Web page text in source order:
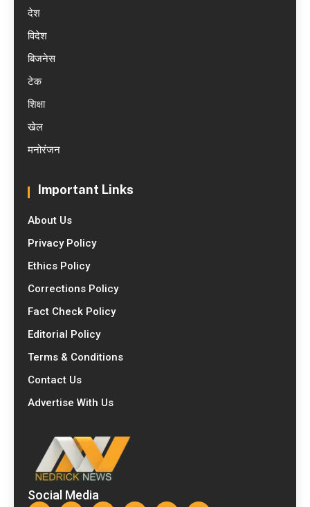
देश
विदेश
बिजनेस
टेक
शिक्षा
खेल
मनोरंजन
Important Links
About Us
Privacy Policy
Ethics Policy
Corrections Policy
Fact Check Policy
Editorial Policy
Terms & Conditions
Contact Us
Advertise With Us
Social Media